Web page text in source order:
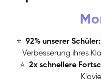
⭐ 92% unserer
Verbesserung ihres
⭐ 2x schnellere